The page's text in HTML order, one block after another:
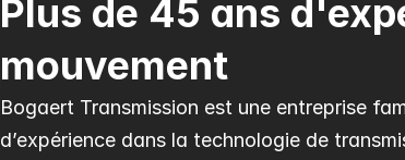
Plus de 45 ans
mouvement
Bogaert Transmission est une entreprise
d’expérience dans la technologie de